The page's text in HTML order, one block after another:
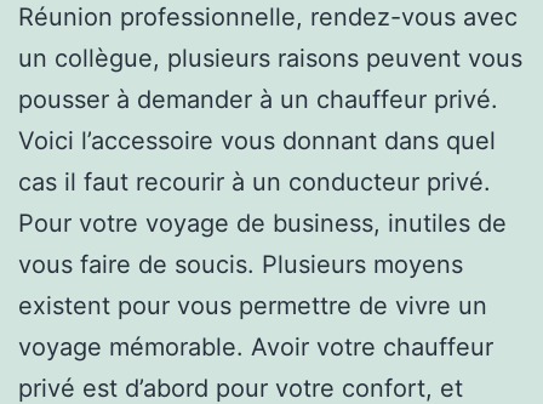
Réunion professionnelle, rendez-vous avec
un collègue, plusieurs raisons peuvent vous
pousser à demander à un chauffeur privé.
Voici l’accessoire vous donnant dans quel
cas il faut recourir à un conducteur privé.
Pour votre voyage de business, inutiles de
vous faire de soucis. Plusieurs moyens
existent pour vous permettre de vivre un
voyage mémorable. Avoir votre chauffeur
privé est d’abord pour votre confort, et